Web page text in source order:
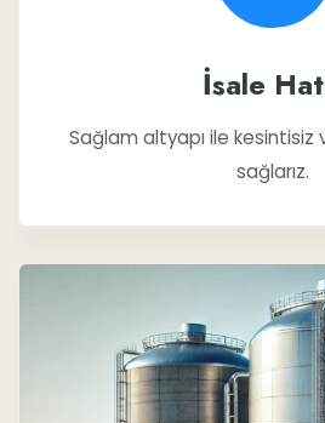
İsale
Sağlam altyapı ile kesintisiz
sağlarız.